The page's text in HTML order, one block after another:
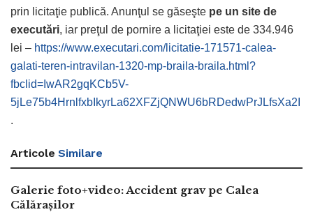
prin licitaţie publică. Anunţul se găseşte pe un site de
executări, iar preţul de pornire a licitaţiei este de 334.946
lei – https://www.executari.com/licitatie-171571-calea-
galati-teren-intravilan-1320-mp-braila-braila.html?
fbclid=IwAR2gqKCb5V-
5jLe75b4HrnlfxbIkyrLa62XFZjQNWU6bRDedwPrJLfsXa2I
.
Articole Similare
Galerie foto+video: Accident grav pe Calea
Călărașilor